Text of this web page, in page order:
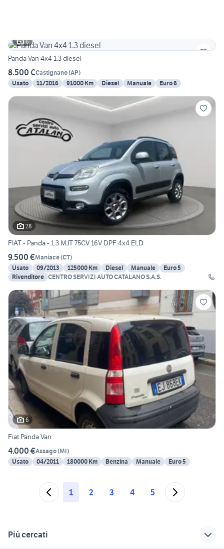
6
Panda Van 4x4 1.3 diesel
8.500 €Castignano(AP)
Usato
11/2016 91000 Km Diesel Manuale Euro 6
28
FIAT - Panda - 1.3 MJT 75CV 16V DPF 4x4 ELD
9.500 €Maniace(CT)
Usato
09/2013 125000 Km Diesel Manuale
Euro 5
Rivenditore CENTRO SERVIZI AUTO CATALANO S.A.S.
6
Fiat Panda Van
4.000 €Assago(MI)
Usato
04/2011 180000 Km Benzina Manuale Euro 5
1 2 3 4 5
Più cercati